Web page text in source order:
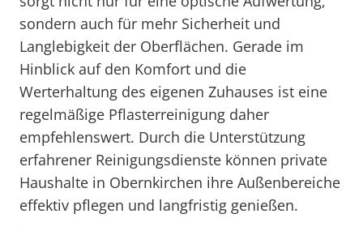
sondern auch für mehr Sicherheit und
Langlebigkeit der Oberflächen. Gerade im
Hinblick auf den Komfort und die
Werterhaltung des eigenen Zuhauses ist eine
regelmäßige Pflasterreinigung daher
empfehlenswert. Durch die Unterstützung
erfahrener Reinigungsdienste können private
Haushalte in Obernkirchen ihre Außenbereiche
effektiv pflegen und langfristig genießen.